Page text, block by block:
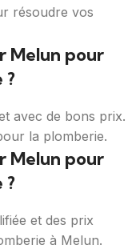
résoudre vos
Melun pour
?
avec de bons prix.
la plomberie.
Melun pour
?
et des prix
à Melun.